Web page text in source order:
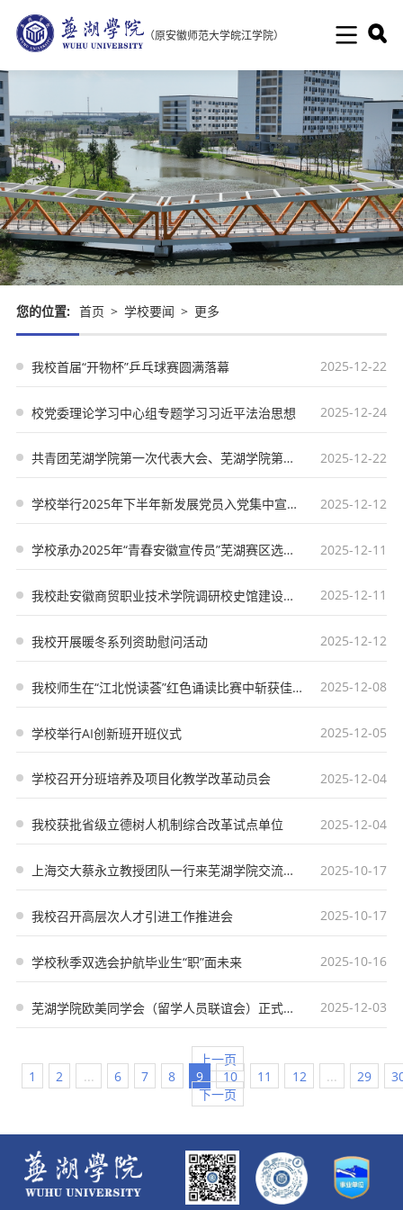
（原安徽师范大学皖江学院）
您的位置: 首页 > 学校要闻 > 更多
我校首届“开物杯”乒乓球赛圆满落幕 2025-12-22
校党委理论学习中心组专题学习习近平法治思想 2025-12-24
共青团芜湖学院第一次代表大会、芜湖学院第一次学生代表大会胜利召开 2025-12-22
学校举行2025年下半年新发展党员入党集中宣誓仪式 2025-12-12
学校承办2025年“青春安徽宣传员”芜湖赛区选拔赛 2025-12-11
我校赴安徽商贸职业技术学院调研校史馆建设工作 2025-12-11
我校开展暖冬系列资助慰问活动 2025-12-12
我校师生在“江北悦读荟”红色诵读比赛中斩获佳绩 2025-12-08
学校举行AI创新班开班仪式 2025-12-05
学校召开分班培养及项目化教学改革动员会 2025-12-04
我校获批省级立德树人机制综合改革试点单位 2025-12-04
上海交大蔡永立教授团队一行来芜湖学院交流洽谈 2025-10-17
我校召开高层次人才引进工作推进会 2025-10-17
学校秋季双选会护航毕业生“职”面未来 2025-10-16
芜湖学院欧美同学会（留学人员联谊会）正式成立 2025-12-03
上一页
1
2 ... 6 7 8 9 10 11 12 ... 29
下一页